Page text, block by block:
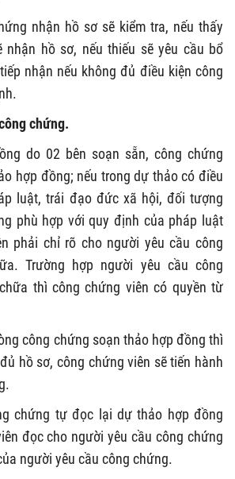
nhận hồ sơ sẽ kiểm tra, nếu thấy
hồ sơ, nếu thiếu sẽ yêu cầu bổ
nhận nếu không đủ điều kiện công
chứng.
do 02 bên soạn sẵn, công chứng
hợp đồng; nếu trong dự thảo có điều
luật, trái đạo đức xã hội, đối tượng
phù hợp với quy định của pháp luật
phải chỉ rõ cho người yêu cầu công
Trường hợp người yêu cầu công
thì công chứng viên có quyền từ
công chứng soạn thảo hợp đồng thì
hồ sơ, công chứng viên sẽ tiến hành
chứng tự đọc lại dự thảo hợp đồng
đọc cho người yêu cầu công chứng
người yêu cầu công chứng.